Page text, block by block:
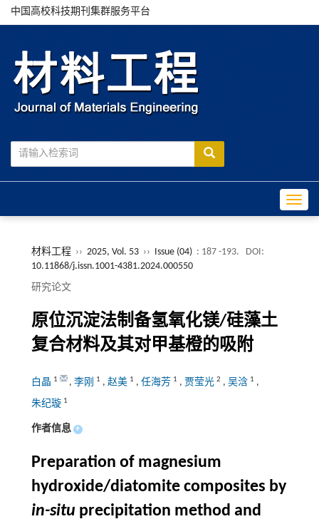
中国高校科技期刊集群服务平台
材料工程 ›› 2025, Vol. 53 ›› Issue (04) : 187 -193.
DOI:
10.11868/j.issn.1001-4381.2024.000550
研究论文
原位沉淀法制备氢氧化镁/硅藻土
复合材料及其对甲基橙的吸附
白晶 1 , 李刚 1 , 赵美 1 , 任海芳 1 , 贾莹光 2 , 吴浛 1 ,
朱纪璇 1
作者信息 +
Preparation of magnesium
hydroxide/diatomite composites by
in-situ precipitation method and